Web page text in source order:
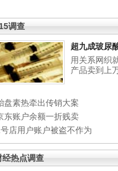
调查
超九成玻尿
用关系网织
产品卖到上万
盘素热牵出传销大案
东账户余额一折贱卖
店用户账户被盗不作为
经热点调查